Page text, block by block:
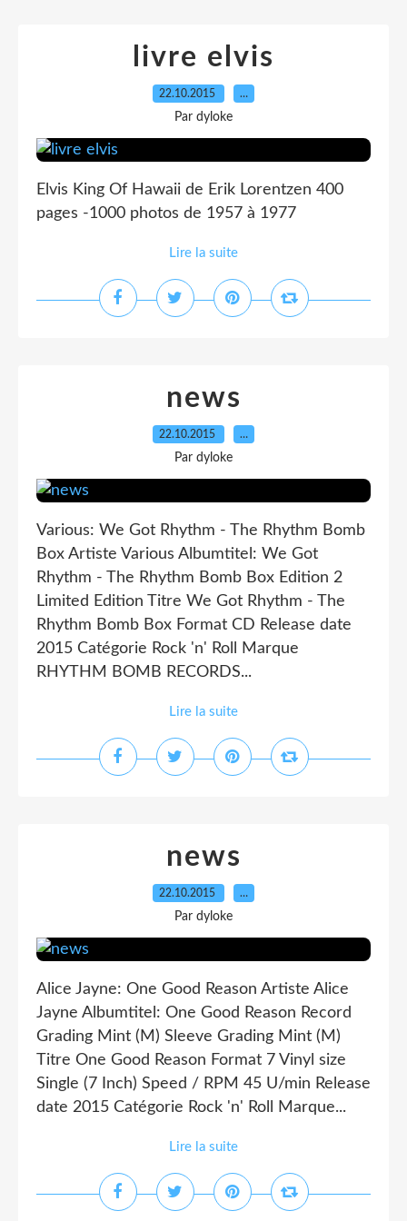
livre elvis
22.10.2015 …
Par dyloke
Elvis King Of Hawaii de Erik Lorentzen 400
pages -1000 photos de 1957 à 1977
Lire la suite
news
22.10.2015 …
Par dyloke
Various: We Got Rhythm - The Rhythm Bomb
Box Artiste Various Albumtitel: We Got
Rhythm - The Rhythm Bomb Box Edition 2
Limited Edition Titre We Got Rhythm - The
Rhythm Bomb Box Format CD Release date
2015 Catégorie Rock 'n' Roll Marque
RHYTHM BOMB RECORDS...
Lire la suite
news
22.10.2015 …
Par dyloke
Alice Jayne: One Good Reason Artiste Alice
Jayne Albumtitel: One Good Reason Record
Grading Mint (M) Sleeve Grading Mint (M)
Titre One Good Reason Format 7 Vinyl size
Single (7 Inch) Speed / RPM 45 U/min Release
date 2015 Catégorie Rock 'n' Roll Marque...
Lire la suite